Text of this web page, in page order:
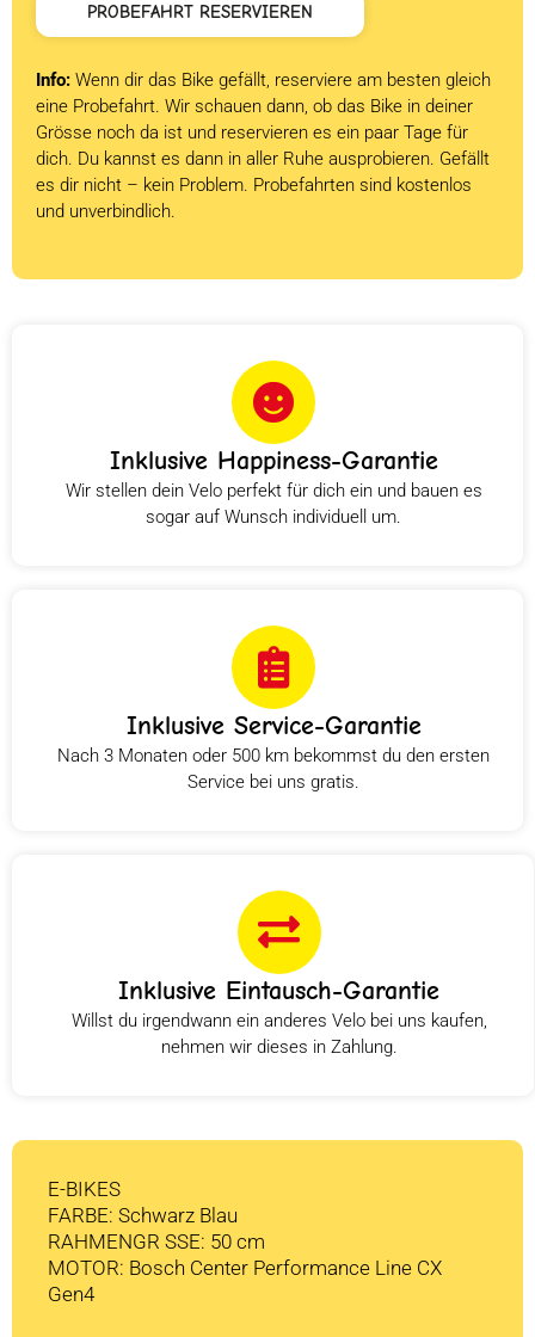
PROBEFAHRT RESERVIEREN
Info: Wenn dir das Bike gefällt, reserviere am besten gleich
eine Probefahrt. Wir schauen dann, ob das Bike in deiner
Grösse noch da ist und reservieren es ein paar Tage für
dich. Du kannst es dann in aller Ruhe ausprobieren. Gefällt
es dir nicht – kein Problem. Probefahrten sind kostenlos
und unverbindlich.
Inklusive Happiness-Garantie
Wir stellen dein Velo perfekt für dich ein und bauen es
sogar auf Wunsch individuell um.
Inklusive Service-Garantie
Nach 3 Monaten oder 500 km bekommst du den ersten
Service bei uns gratis.
Inklusive Eintausch-Garantie
Willst du irgendwann ein anderes Velo bei uns kaufen,
nehmen wir dieses in Zahlung.
E-BIKES
FARBE: Schwarz Blau
RAHMENGR SSE: 50 cm
MOTOR: Bosch Center Performance Line CX
Gen4